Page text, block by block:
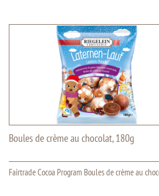
Boules de crème au chocolat, 180g
Fairtrade Cocoa Program Boules de crème au